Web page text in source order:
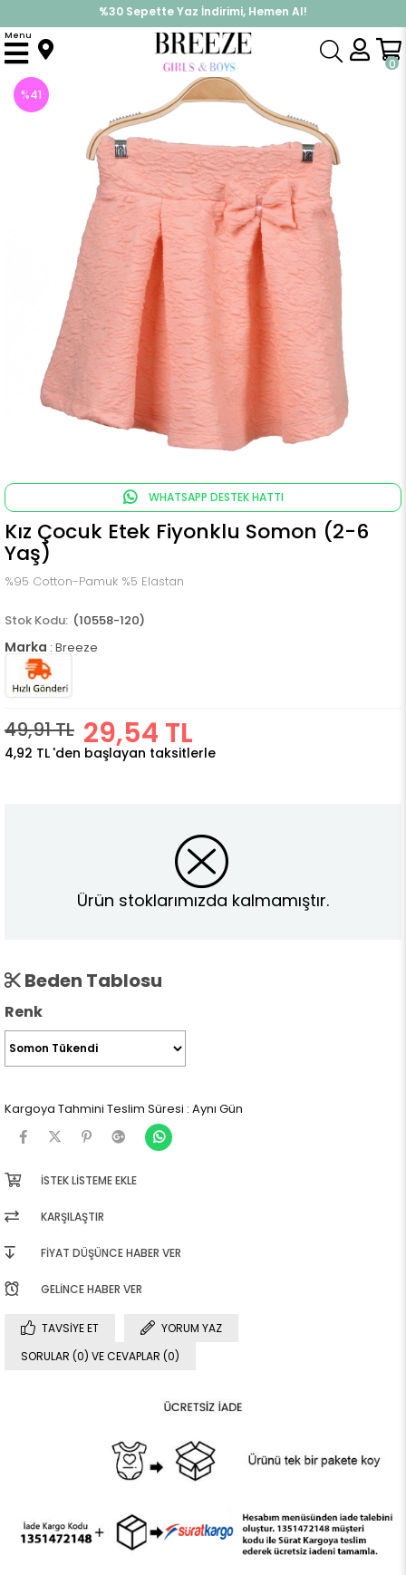
%30 Sepette Yaz İndirimi, Hemen Al!
İndirimlere ek %10 İndirimi Kap, Hemen Üye Ol!
0
Menu
Anasayfa
%41
WHATSAPP DESTEK HATTI
Kız Çocuk Etek Fiyonklu Somon (2-6
Yaş)
%95 Cotton-Pamuk %5 Elastan
(10558-120)
Marka : Breeze
49,91 TL 29,54 TL
4,92 TL 'den başlayan taksitlerle
Ürün stoklarımızda kalmamıştır.
Beden Tablosu
Renk
Kargoya Tahmini Teslim Süresi : Aynı Gün
İSTEK LISTEME EKLE
KARŞILAŞTIR
FIYAT DÜŞÜNCE HABER VER
GELINCE HABER VER
TAVSIYE ET
YORUM YAZ
SORULAR (0) VE CEVAPLAR (0)